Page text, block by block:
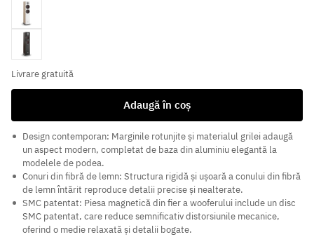
Oak
Walnut
Livrare gratuită
Adaugă în coș
Design contemporan: Marginile rotunjite și materialul grilei adaugă
un aspect modern, completat de baza din aluminiu elegantă la
modelele de podea.
Conuri din fibră de lemn: Structura rigidă și ușoară a conului din fibră
de lemn întărit reproduce detalii precise și nealterate.
SMC patentat: Piesa magnetică din fier a wooferului include un disc
SMC patentat, care reduce semnificativ distorsiunile mecanice,
oferind o medie relaxată și detalii bogate.